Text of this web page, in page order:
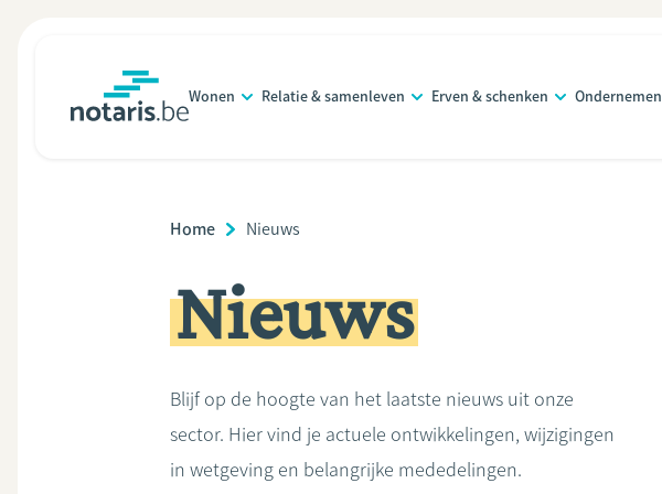
Wonen Relatie & samenleven Erven & schenken Ondernemen
Breadcrumb
Home
Current
Nieuws
Nieuws
Blijf op de hoogte van het laatste nieuws uit onze
sector. Hier vind je actuele ontwikkelingen, wijzigingen
in wetgeving en belangrijke mededelingen.